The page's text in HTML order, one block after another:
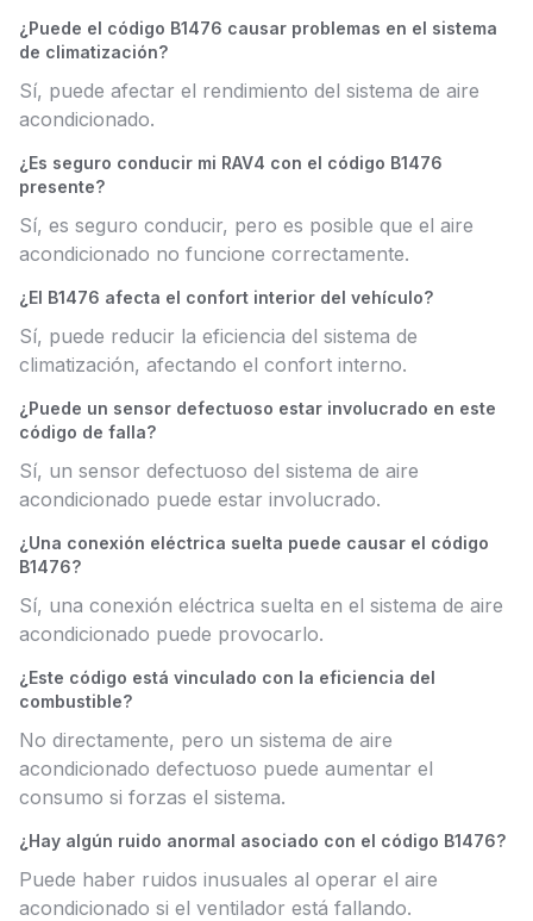
¿Puede el código B1476 causar problemas en el sistema
de climatización?
Sí, puede afectar el rendimiento del sistema de aire
acondicionado.
¿Es seguro conducir mi RAV4 con el código B1476
presente?
Sí, es seguro conducir, pero es posible que el aire
acondicionado no funcione correctamente.
¿El B1476 afecta el confort interior del vehículo?
Sí, puede reducir la eficiencia del sistema de
climatización, afectando el confort interno.
¿Puede un sensor defectuoso estar involucrado en este
código de falla?
Sí, un sensor defectuoso del sistema de aire
acondicionado puede estar involucrado.
¿Una conexión eléctrica suelta puede causar el código
B1476?
Sí, una conexión eléctrica suelta en el sistema de aire
acondicionado puede provocarlo.
¿Este código está vinculado con la eficiencia del
combustible?
No directamente, pero un sistema de aire
acondicionado defectuoso puede aumentar el
consumo si forzas el sistema.
¿Hay algún ruido anormal asociado con el código B1476?
Puede haber ruidos inusuales al operar el aire
acondicionado si el ventilador está fallando.